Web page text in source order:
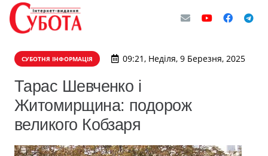
СУБОТНЯ ІНФОРМАЦІЯ 09:21, Неділя, 9 Березня, 2025
Тарас Шевченко і
Житомирщина: подорож
великого Кобзаря